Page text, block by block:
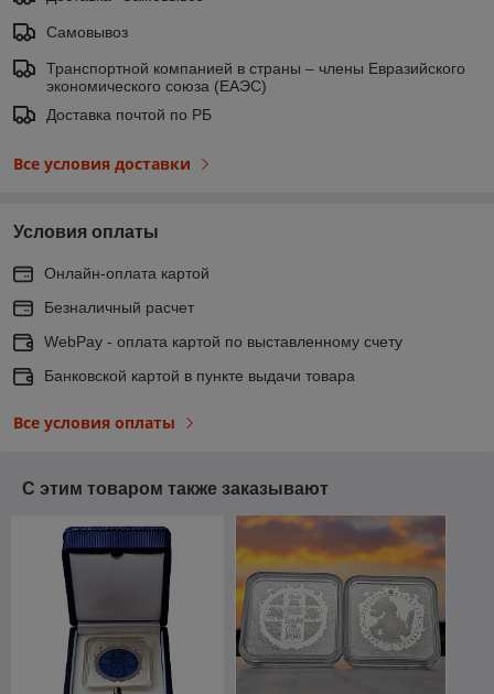
Самовывоз
Транспортной компанией в страны – члены Евразийского
экономического союза (ЕАЭС)
Доставка почтой по РБ
Все условия доставки
Условия оплаты
Онлайн-оплата картой
Безналичный расчет
WebPay - оплата картой по выставленному счету
Банковской картой в пункте выдачи товара
Все условия оплаты
С этим товаром также заказывают